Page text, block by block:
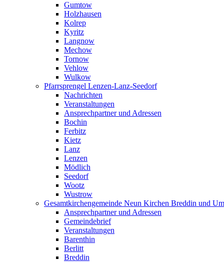
Gumtow
Holzhausen
Kolrep
Kyritz
Langnow
Mechow
Tornow
Vehlow
Wulkow
Pfarrsprengel Lenzen-Lanz-Seedorf
Nachrichten
Veranstaltungen
Ansprechpartner und Adressen
Bochin
Ferbitz
Kietz
Lanz
Lenzen
Mödlich
Seedorf
Wootz
Wustrow
Gesamtkirchengemeinde Neun Kirchen Breddin und
Ansprechpartner und Adressen
Gemeindebrief
Veranstaltungen
Barenthin
Berlitt
Breddin